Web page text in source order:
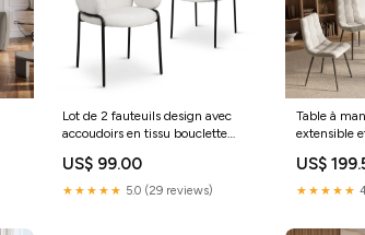
Lot de 2 fauteuils design avec
accoudoirs en tissu bouclette
US$ 99.00
★★★★★ 5.0 (29 reviews)
Table à
extensible
US$
★★★★★